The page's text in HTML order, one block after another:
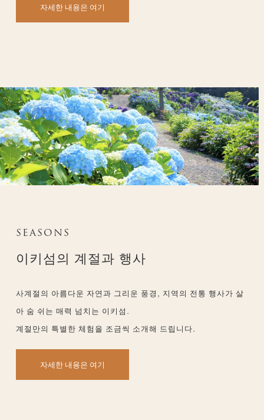
자세한 내용은 여기
SEASONS
이키섬의 계절과 행사
사계절의 아름다운 자연과 그리운 풍경, 지역의 전통 행사가 살
아 숨 쉬는 매력 넘치는 이키섬.
계절만의 특별한 체험을 조금씩 소개해 드립니다.
자세한 내용은 여기